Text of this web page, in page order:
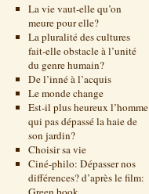
La vie vaut-elle qu’on
meure pour elle?
La pluralité des cultures
fait-elle obstacle à l’unité
du genre humain?
De l’inné à l’acquis
Le monde change
Est-il plus heureux l’homme
qui pas dépassé la haie de
son jardin?
Choisir sa vie
Ciné-philo: Dépasser nos
différences? d’après le film: